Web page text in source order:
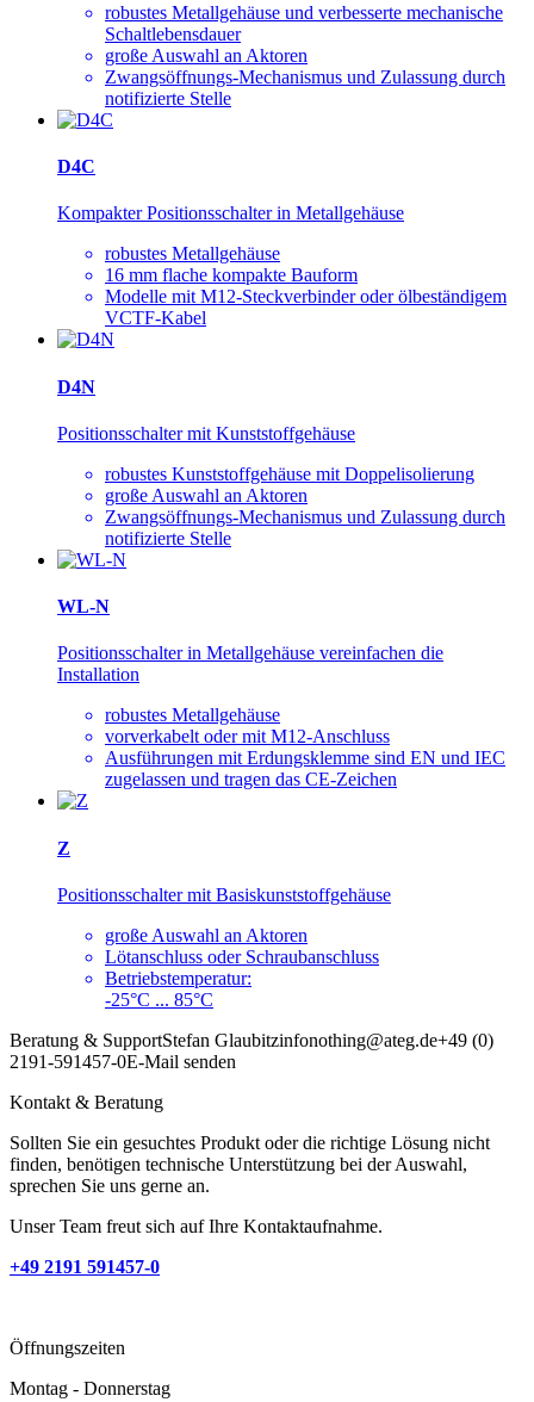
robustes Metallgehäuse und verbesserte mechanische
Schaltlebensdauer
große Auswahl an Aktoren
Zwangsöffnungs-Mechanismus und Zulassung durch
notifizierte Stelle
D4C
Kompakter Positionsschalter in Metallgehäuse
robustes Metallgehäuse
16 mm flache kompakte Bauform
Modelle mit M12-Steckverbinder oder ölbeständigem
VCTF-Kabel
D4N
Positionsschalter mit Kunststoffgehäuse
robustes Kunststoffgehäuse mit Doppelisolierung
große Auswahl an Aktoren
Zwangsöffnungs-Mechanismus und Zulassung durch
notifizierte Stelle
WL-N
Positionsschalter in Metallgehäuse vereinfachen die
Installation
robustes Metallgehäuse
vorverkabelt oder mit M12-Anschluss
Ausführungen mit Erdungsklemme sind EN und IEC
zugelassen und tragen das CE-Zeichen
Z
Positionsschalter mit Basiskunststoffgehäuse
große Auswahl an Aktoren
Lötanschluss oder Schraubanschluss
Betriebstemperatur:
-25°C ... 85°C
Beratung & SupportStefan Glaubitzinfonothing@ateg.de+49 (0)
2191-591457-0E-Mail senden
Kontakt & Beratung
Sollten Sie ein gesuchtes Produkt oder die richtige Lösung nicht
finden, benötigen technische Unterstützung bei der Auswahl,
sprechen Sie uns gerne an.
Unser Team freut sich auf Ihre Kontaktaufnahme.
+49 2191 591457-0
Öffnungszeiten
Montag - Donnerstag